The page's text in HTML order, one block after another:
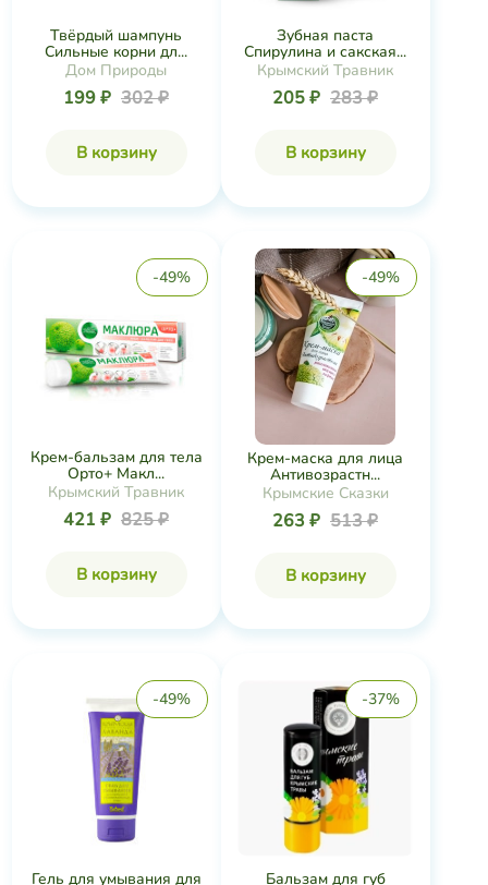
Твёрдый шампунь
Сильные корни дл...
Дом Природы
199 ₽ 302 ₽
В корзину
Зубная паста
Спирулина и сакская...
Крымский Травник
205 ₽ 283 ₽
В корзину
-49%
Крем-бальзам для тела
Орто+ Макл...
Крымский Травник
421 ₽ 825 ₽
В корзину
-49%
Крем-маска для лица
Антивозрастн...
Крымские Сказки
263 ₽ 513 ₽
В корзину
-49%
Гель для умывания для
-37%
Бальзам для губ